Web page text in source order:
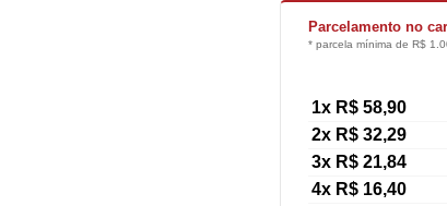
Parcelamento no
* parcela mínima de R$
1x R$ 58,90
2x R$ 32,29
3x R$ 21,84
4x R$ 16,40